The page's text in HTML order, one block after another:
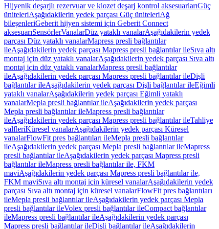
Hijyenik deşarjlı rezervuar ve klozet deşarj kontrol aksesuarlarıGüç
üniteleriAşağıdakilerin yedek parçası Güç üniteleriAğ
bileşenleriGeberit hijyen sistemi için Geberit Connect
aksesuarıSensörlerVanalarDüz yataklı vanalarAşağıdakilerin yedek
parçası Düz yataklı vanalarMapress presli bağlantılar
ileAşağıdakilerin yedek parçası Mapress presli bağlantılar ileSıva altı
montaj için düz yataklı vanalarAşağıdakilerin yedek parçası Sıva altı
montaj için düz yataklı vanalarMapress presli bağlantılar
ileAşağıdakilerin yedek parçası Mapress presli bağlantılar ileDişli
bağlantılar ileAşağıdakilerin yedek parçası Dişli bağlantılar ileEğimli
yataklı vanalarAşağıdakilerin yedek parçası Eğimli yataklı
vanalarMepla presli bağlantılar ileAşağıdakilerin yedek parçası
Mepla presli bağlantılar ileMapress presli bağlantılar
ileAşağıdakilerin yedek parçası Mapress presli bağlantılar ileTahliye
valfleriKüresel vanalarAşağıdakilerin yedek parçası Küresel
vanalarFlowFit pres bağlantıları ileMepla presli bağlantılar
ileAşağıdakilerin yedek parçası Mepla presli bağlantılar ileMapress
presli bağlantılar ileAşağıdakilerin yedek parçası Mapress presli
bağlantılar ileMapress presli bağlantılar ile, FKM
maviAşağıdakilerin yedek parçası Mapress presli bağlantılar ile,
FKM maviSıva altı montaj için küresel vanalarAşağıdakilerin yedek
parçası Sıva altı montaj için küresel vanalarFlowFit pres bağlantıları
ileMepla presli bağlantılar ileAşağıdakilerin yedek parçası Mepla
presli bağlantılar ileVolex presli bağlantılar ileCompact bağlantılar
ileMapress presli bağlantılar ileAşağıdakilerin yedek parçası
Mapress presli bağlantılar ileDişli bağlantılar ileAşağıdakilerin